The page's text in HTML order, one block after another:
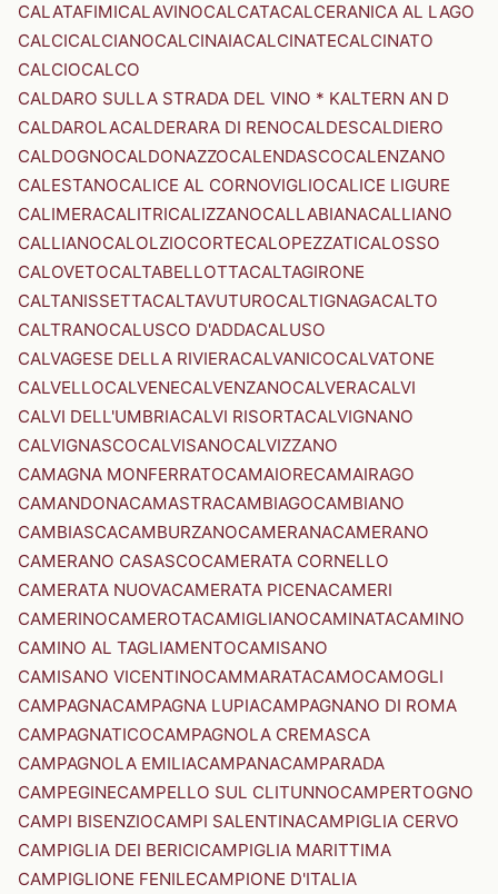
CALATAFIMICALAVINOCALCATACALCERANICA AL LAGO
CALCICALCIANOCALCINAIACALCINATECALCINATO
CALCIOCALCO
CALDARO SULLA STRADA DEL VINO * KALTERN AN D
CALDAROLACALDERARA DI RENOCALDESCALDIERO
CALDOGNOCALDONAZZOCALENDASCOCALENZANO
CALESTANOCALICE AL CORNOVIGLIOCALICE LIGURE
CALIMERACALITRICALIZZANOCALLABIANACALLIANO
CALLIANOCALOLZIOCORTECALOPEZZATICALOSSO
CALOVETOCALTABELLOTTACALTAGIRONE
CALTANISSETTACALTAVUTUROCALTIGNAGACALTO
CALTRANOCALUSCO D'ADDACALUSO
CALVAGESE DELLA RIVIERACALVANICOCALVATONE
CALVELLOCALVENECALVENZANOCALVERACALVI
CALVI DELL'UMBRIACALVI RISORTACALVIGNANO
CALVIGNASCOCALVISANOCALVIZZANO
CAMAGNA MONFERRATOCAMAIORECAMAIRAGO
CAMANDONACAMASTRACAMBIAGOCAMBIANO
CAMBIASCACAMBURZANOCAMERANACAMERANO
CAMERANO CASASCOCAMERATA CORNELLO
CAMERATA NUOVACAMERATA PICENACAMERI
CAMERINOCAMEROTACAMIGLIANOCAMINATACAMINO
CAMINO AL TAGLIAMENTOCAMISANO
CAMISANO VICENTINOCAMMARATACAMOCAMOGLI
CAMPAGNACAMPAGNA LUPIACAMPAGNANO DI ROMA
CAMPAGNATICOCAMPAGNOLA CREMASCA
CAMPAGNOLA EMILIACAMPANACAMPARADA
CAMPEGINECAMPELLO SUL CLITUNNOCAMPERTOGNO
CAMPI BISENZIOCAMPI SALENTINACAMPIGLIA CERVO
CAMPIGLIA DEI BERICICAMPIGLIA MARITTIMA
CAMPIGLIONE FENILECAMPIONE D'ITALIA